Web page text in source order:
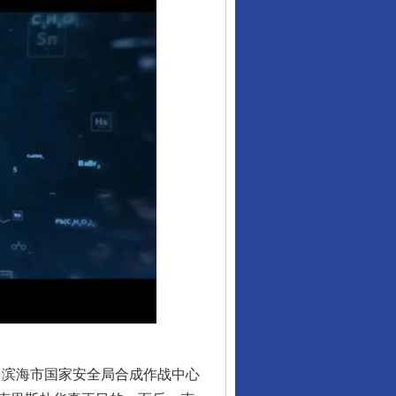
海市国家安全局合成作战中心
行业协会接连发公告